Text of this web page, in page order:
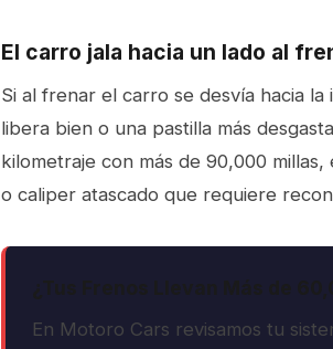
El carro jala hacia un lado al
Si al frenar el carro se desvía hacia
libera bien o una pastilla más
kilometraje con más de 90,000
o caliper atascado que requiere
En Motoro Cars revisamos tu